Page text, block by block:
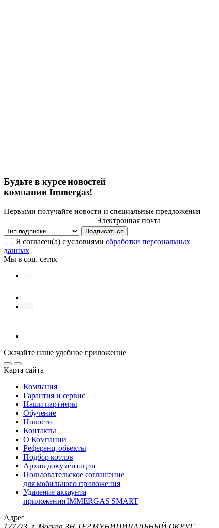
Будьте в курсе новостей
компании Immergas!
Первыми получайте новости и специальные предложения
Электронная почта
Подписаться
Я согласен(а) с условиями обработки персональных
данных
Мы в соц. сетях
Скачайте наше удобное приложение
Карта сайта
Компания
Гарантия и сервис
Наши партнеры
Обучение
Новости
Контакты
О Компании
Референц-объекты
Подбор котлов
Архив документации
Пользовательское соглашение
для мобильного приложения
Удаление аккаунта
приложения IMMERGAS SMART
Адрес
127273, г. Москва ВН.ТЕР.МУНИЦИПАЛЬНЫЙ ОКРУГ